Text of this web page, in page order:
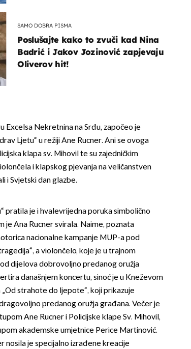
SAMO DOBRA PISMA
Poslušajte kako to zvuči kad Nina
Badrić i Jakov Jozinović zapjevaju
Oliverov hit!
Nekretnina na Srđu, započeo je
Ljetu“ u režiji Ane Rucner. Ani se ovoga
klapa sv. Mihovil te su zajedničkim
i klapskog pjevanja na veličanstven
i Svjetski dan glazbe.
pratila je i hvalevrijedna poruka simbolično
je Ana Rucner svirala. Naime, poznata
nacionalne kampanje MUP-a pod
a violončelo, koje je u trajnom
dijelova dobrovoljno predanog oružja
današnjem koncertu, sinoć je u Kneževom
strahote do ljepote“, koji prikazuje
predanog oružja građana. Večer je
Ane Rucner i Policijske klape Sv. Mihovil,
akademske umjetnice Perice Martinović.
nosila je specijalno izrađene kreacije
OMOGUĆI OBAVIJESTI